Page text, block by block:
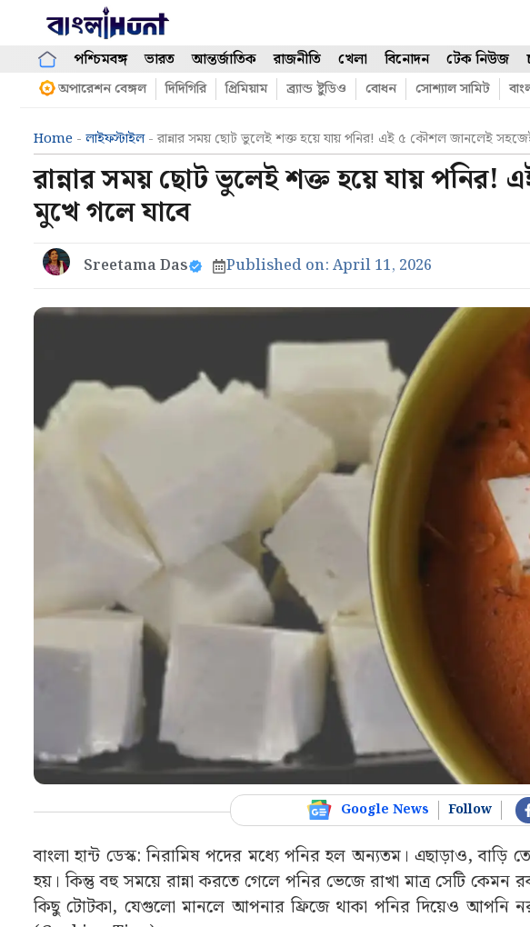
content
পশ্চিমবঙ্গ ভারত আন্তর্জাতিক রাজনীতি খেলা বিনোদন টেক নিউজ
অপারেশন বেঙ্গল দিদিগিরি প্রিমিয়াম ব্র্যান্ড ষ্টুডিও বোধন সোশ্যাল সামিট
Home - লাইফস্টাইল-রান্নার সময় ছোট ভুলেই শক্ত হয়ে যায় পনির! এই ৫ কৌশল জানলেই
রান্নার সময় ছোট ভুলেই শক্ত হয়ে যায়
মুখে গলে যাবে
Sreetama Das Published on: April 11, 2026
Google News Follow
বাংলা হান্ট ডেস্ক: নিরামিষ পদের মধ্যে পনির হল অন্যতম। এছাড়াও,
হয়। কিন্তু বহু সময়ে রান্না করতে গেলে পনির ভেজে রাখা মাত্র সেটি
কিছু টোটকা, যেগুলো মানলে আপনার ফ্রিজে থাকা পনির দিয়েও আপনি